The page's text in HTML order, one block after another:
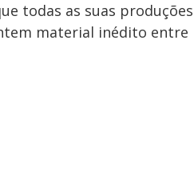
todas as suas produções
material inédito entre